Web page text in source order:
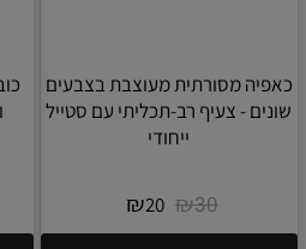
כאפיה מסורתית מעוצבת בצבעים
שונים - צעיף רב-תכליתי עם סטייל
ייחודי
₪30
₪20